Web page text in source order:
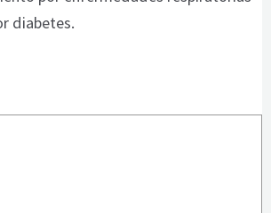
diabetes.